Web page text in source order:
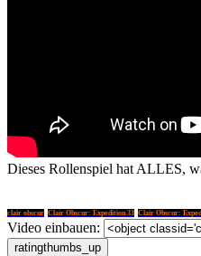
Dieses Rollenspiel hat ALLES,
clair obscur Clair Obscur: Expedition 33 Clair Obscur:
Video einbauen: